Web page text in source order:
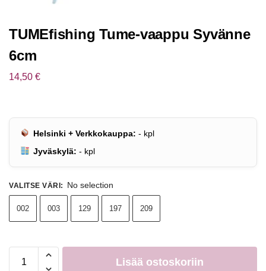
TUMEfishing Tume-vaappu Syvänne
6cm
14,50 €
Helsinki + Verkkokauppa: - kpl
Jyväskylä: - kpl
VALITSE VÄRI: No selection
002 003 129 197 209
Lisää ostoskoriin